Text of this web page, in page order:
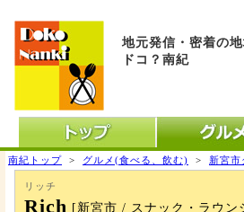
地元発信・密着の
ドコ？南紀
トップ グル
南紀トップ > グルメ(食べる、飲む) > 新宮市
リッチ
Rich [新宮市 / スナック・ラウン